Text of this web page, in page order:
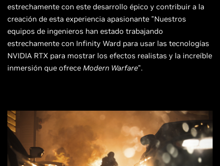
estrechamente con este desarrollo épico y contribuir a la
creación de esta experiencia apasionante "Nuestros
equipos de ingenieros han estado trabajando
estrechamente con Infinity Ward para usar las tecnologías
NVIDIA RTX para mostrar los efectos realistas y la increíble
inmersión que ofrece Modern Warfare".